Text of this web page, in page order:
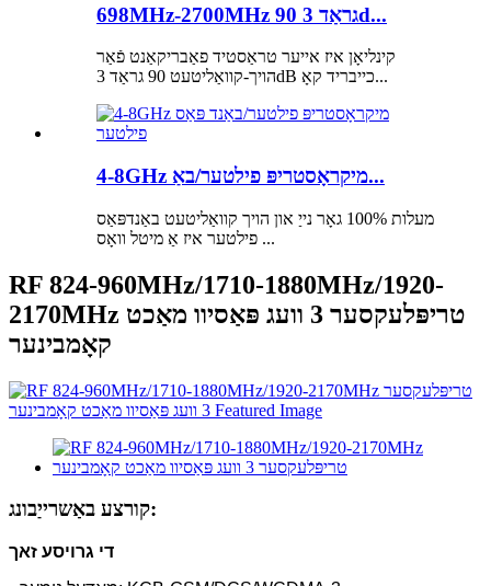
698MHz-2700MHz 90 גראַד 3d...
קינליאָן איז אייער טראַסטיד פאַבריקאַנט פֿאַר
הויך-קוואַליטעט 90 גראַד 3dB כייבריד קאָ...
4-8GHz מיקראָסטריפּ פילטער/באַ...
מעלות 100% גאָר נייַ און הויך קוואַליטעט באַנדפּאַס
פילטער איז אַ מיטל וואָס ...
RF 824-960MHz/1710-1880MHz/1920-
2170MHz טריפּלעקסער 3 וועג פּאַסיוו מאַכט
קאָמבינער
קורצע באַשרייַבונג:
די גרויסע זאך